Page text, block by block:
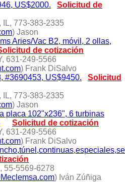
US$2000.
Solicitud de
IL, 773-383-2335
) Jason
Aries/Vac B2, móvil, 2 ollas,
de cotización
631-249-5566
) Frank DiSalvo
#3690453, US$9450.
Solicitud
IL, 773-383-2335
) Jason
placa 102"x236", 6 turbinas
Solicitud de cotización
631-249-5566
) Frank DiSalvo
55-5569-6278
) Iván Zúñiga